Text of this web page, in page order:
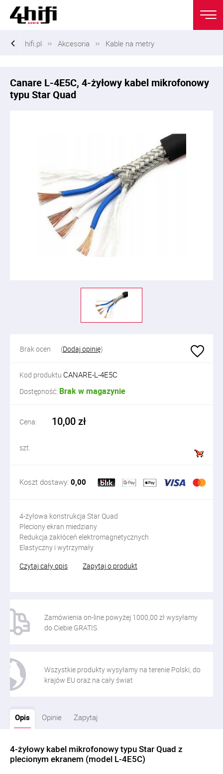
hifi.pl Akcesoria Kable na metry
Canare L-4E5C, 4-żyłowy kabel mikrofonowy
typu Star Quad
Brak ocen (Dodaj opinię)
Kod produktu CANARE-L-4E5C
Dostępność: Brak w magazynie
Cena: 10,00 zł
szt.
Koszt dostawy: 0,00
4-żyłowa konstrukcja Star Quad
Pleciony ekran miedziany
Redukcja zakłóceń elektromagnetycznych
Elastyczny i wytrzymały
Czytaj cały opis
Zapytaj o produkt
Zamówienia on-line powyżej 1000,00 zł wysyłamy
do Ciebie GRATIS
Wszystkie produkty wysyłamy na terenie Polski, do
krajów EU oraz na cały świat
Opis Opinie Zapytaj
4-żyłowy kabel mikrofonowy typu Star Quad z
plecionym ekranem (model L-4E5C)